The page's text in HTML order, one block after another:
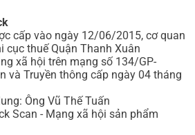
cấp vào ngày 12/06/2015, cơ quan
cục thuế Quận Thanh Xuân
xã hội trên mạng số 134/GP-
và Truyền thông cấp ngày 04 tháng
Ông Vũ Thế Tuấn
Scan - Mạng xã hội sản phẩm